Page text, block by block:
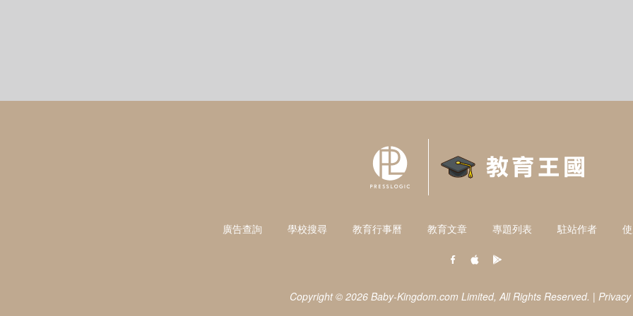
廣告查詢 學校搜尋 教育行事曆 教育文章 專題列表 駐站作者
Copyright © 2026 Baby-Kingdom.com Limited, All Rights Reserved. |